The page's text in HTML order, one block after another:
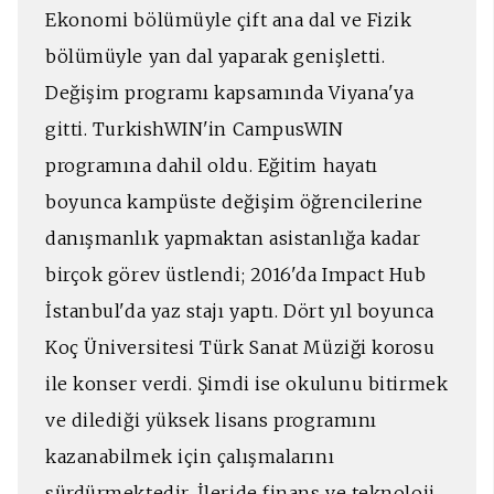
Ekonomi bölümüyle çift ana dal ve Fizik
bölümüyle yan dal yaparak genişletti.
Değişim programı kapsamında Viyana'ya
gitti. TurkishWIN'in CampusWIN
programına dahil oldu. Eğitim hayatı
boyunca kampüste değişim öğrencilerine
danışmanlık yapmaktan asistanlığa kadar
birçok görev üstlendi; 2016'da Impact Hub
İstanbul'da yaz stajı yaptı. Dört yıl boyunca
Koç Üniversitesi Türk Sanat Müziği korosu
ile konser verdi. Şimdi ise okulunu bitirmek
ve dilediği yüksek lisans programını
kazanabilmek için çalışmalarını